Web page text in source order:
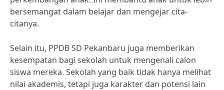
bersemangat dalam belajar dan mengejar cita-
citanya.
Selain itu, PPDB SD Pekanbaru juga memberikan
kesempatan bagi sekolah untuk mengenali calon
siswa mereka. Sekolah yang baik tidak hanya melihat
nilai akademis, tetapi juga karakter dan potensi lain